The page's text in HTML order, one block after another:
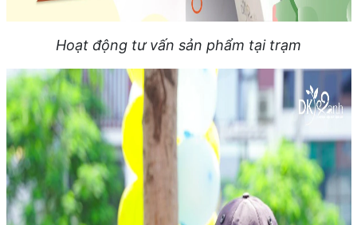
Hoạt động tư vấn sản phẩm tại trạm